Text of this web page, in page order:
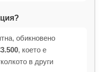
обикновено
, което е
в други